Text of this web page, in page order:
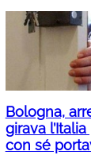
Bologna,
girava
con sé